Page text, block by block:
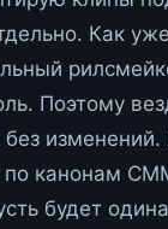
Как
Поэтому
без
по канонам
будет